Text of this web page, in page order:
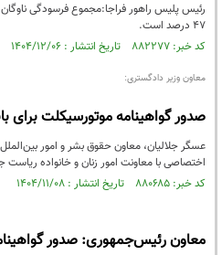
رئیس پلیس راهور فراجا:مجموع فرسودگی
۴۷ درصد است.
کد خبر: ۸۸۲۲۷۷ تاریخ انتشار : ۱۴۰۴/۱۲/۰۶
معاون وزیر دادگستری:
صدور گواهینامه موتورسیکلت
عسگر جلالیان، معاون حقوق بشر و امور
اختصاصی با معاونت امور زنان و خانواده
کد خبر: ۸۸۰۶۸۵ تاریخ انتشار : ۱۴۰۴/۱۱/۰۸
معاون رئیس‌جمهوری: صدور